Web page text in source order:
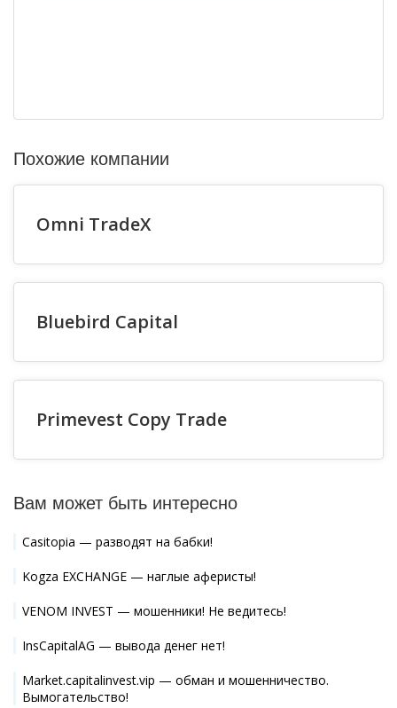
Похожие компании
Omni TradeX
Bluebird Capital
Primevest Copy Trade
Вам может быть интересно
Casitopia — разводят на бабки!
Kogza EXCHANGE — наглые аферисты!
VENOM INVEST — мошенники! Не ведитесь!
InsCapitalAG — вывода денег нет!
Market.capitalinvest.vip — обман и мошенничество.
Вымогательство!